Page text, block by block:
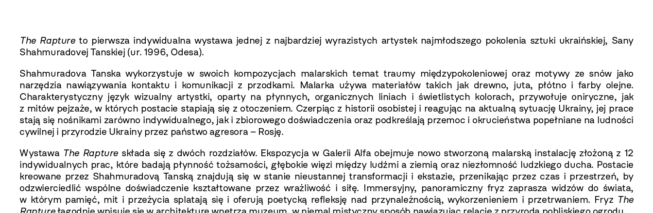
The Raptureto pierwsza indywidualna wystawa jednej z najbardziej wyrazistych artystek najmłodszego pokolenia sztuki ukraińskiej, Sany
Shahmuradovej Tanskiej (ur. 1996, Odesa).
Shahmuradova Tanska wykorzystuje w swoich kompozycjach malarskich temat traumy międzypokoleniowej oraz motywy ze snów jako
narzędzia nawiązywania kontaktu i komunikacji z przodkami. Malarka używa materiałów takich jak drewno, juta, płótno i farby olejne.
Charakterystyczny język wizualny artystki, oparty na płynnych, organicznych liniach i świetlistych kolorach, przywołuje oniryczne, jak
z mitów pejzaże, w których postacie stapiają się z otoczeniem. Czerpiąc z historii osobistej i reagując na aktualną sytuację Ukrainy, jej prace
stają się nośnikami zarówno indywidualnego, jak i zbiorowego doświadczenia oraz podkreślają przemoc i okrucieństwa popełniane na ludności
cywilnej i przyrodzie Ukrainy przez państwo agresora – Rosję.
Wystawa The Rapture składa się z dwóch rozdziałów. Ekspozycja w Galerii Alfa obejmuje nowo stworzoną malarską instalację złożoną z 12
indywidualnych prac, które badają płynność tożsamości, głębokie więzi między ludźmi a ziemią oraz niezłomność ludzkiego ducha. Postacie
kreowane przez Shahmuradovą Tanską znajdują się w stanie nieustannej transformacji i ekstazie, przenikając przez czas i przestrzeń, by
odzwierciedlić wspólne doświadczenie kształtowane przez wrażliwość i siłę. Immersyjny, panoramiczny fryz zaprasza widzów do świata,
w którym pamięć, mit i przeżycia splatają się i oferują poetycką refleksję nad przynależnością, wykorzenieniem i przetrwaniem. Fryz The